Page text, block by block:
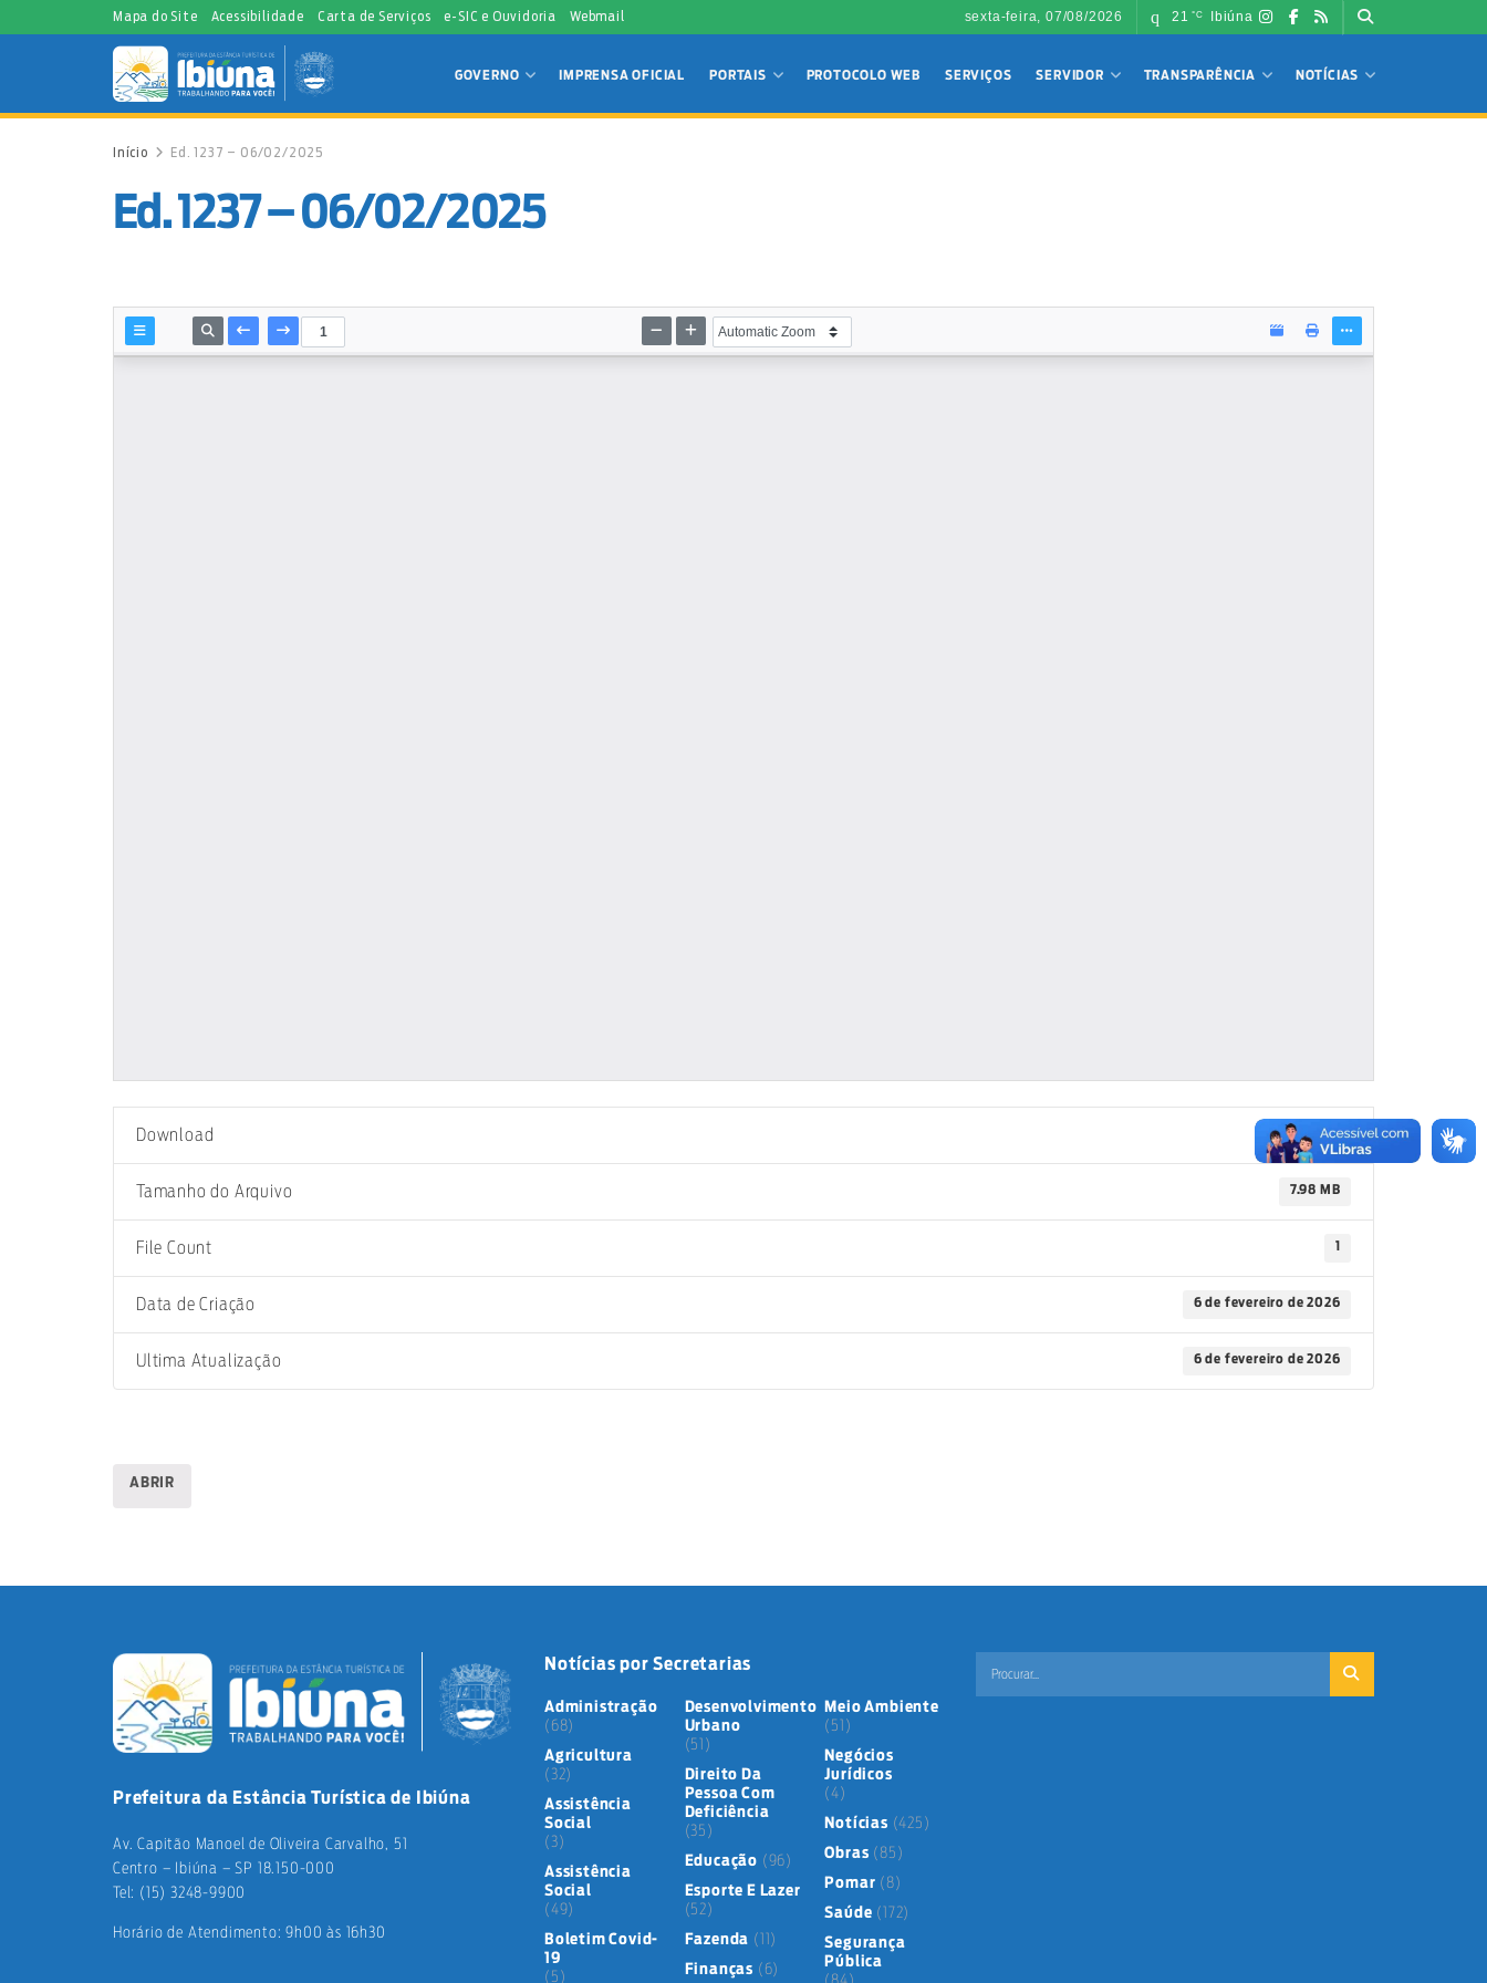
Mapa do Site Acessibilidade Carta de Serviços e-SIC e Ouvidoria Webmail sexta-feira, 07/08/2026 21 °C Ibiúna
GOVERNO IMPRENSA OFICIAL PORTAIS PROTOCOLO WEB SERVIÇOS SERVIDOR TRANSPARÊNCIA NOTÍCIAS
Início Ed. 1237 – 06/02/2025
Ed. 1237 – 06/02/2025
Download 99
Tamanho do Arquivo 7.98 MB
File Count 1
Data de Criação 6 de fevereiro de 2026
Ultima Atualização 6 de fevereiro de 2026
ABRIR
Prefeitura da Estância Turística de Ibiúna
Av. Capitão Manoel de Oliveira Carvalho, 51
Centro – Ibiúna – SP 18.150-000
Tel: (15) 3248-9900
Horário de Atendimento: 9h00 às 16h30
Notícias por Secretarias
Administração
(68)
Agricultura
(32)
Assistência
Social
(3)
Assistência
Social
(49)
Boletim Covid-
19
(5)
Desenvolvimento
Urbano
(51)
Direito Da
Pessoa Com
Deficiência
(35)
Educação (96)
Esporte E Lazer
(52)
Fazenda (11)
Finanças (6)
Meio Ambiente
(51)
Negócios
Jurídicos
(4)
Notícias (425)
Obras (85)
Pomar (8)
Saúde (172)
Segurança
Pública